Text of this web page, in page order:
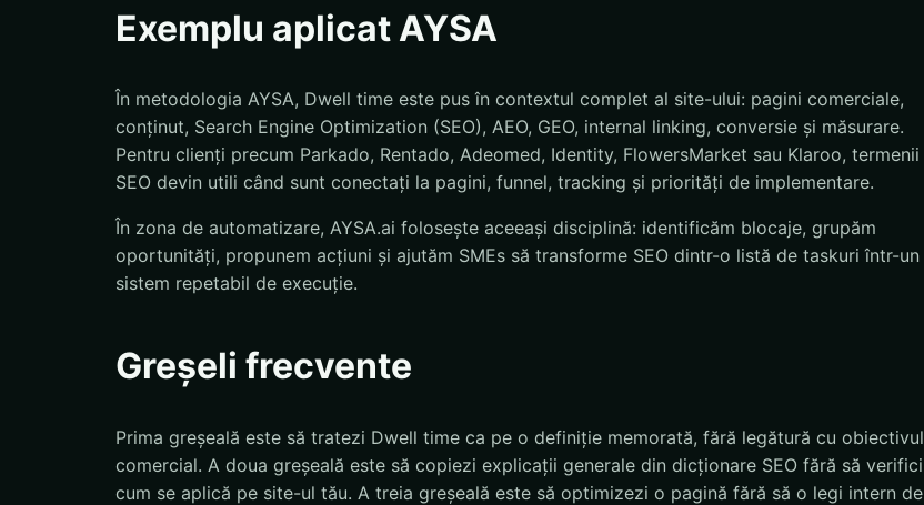
Exemplu aplicat AYSA
În metodologia AYSA, Dwell time este pus în contextul complet al site-ului: pagini comerciale,
conținut, Search Engine Optimization (SEO), AEO, GEO, internal linking, conversie și măsurare.
Pentru clienți precum Parkado, Rentado, Adeomed, Identity, FlowersMarket sau Klaroo, termenii
SEO devin utili când sunt conectați la pagini, funnel, tracking și priorități de implementare.
În zona de automatizare, AYSA.ai folosește aceeași disciplină: identificăm blocaje, grupăm
oportunități, propunem acțiuni și ajutăm SMEs să transforme SEO dintr-o listă de taskuri într-un
sistem repetabil de execuție.
Greșeli frecvente
Prima greșeală este să tratezi Dwell time ca pe o definiție memorată, fără legătură cu obiectivul
comercial. A doua greșeală este să copiezi explicații generale din dicționare SEO fără să verifici
cum se aplică pe site-ul tău. A treia greșeală este să optimizezi o pagină fără să o legi intern de